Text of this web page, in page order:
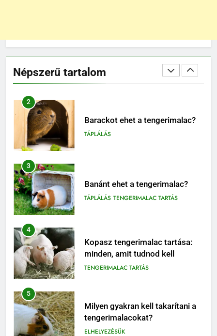
Népszerű tartalom
2
Barackot ehet a tengerimalac?
TÁPLÁLÁS
3
Banánt ehet a tengerimalac?
TÁPLÁLÁS
4
Kopasz tengerimalac tartása:
minden, amit tudnod kell
5
Milyen gyakran kell takarítani a
tengerimalacokat?
ELHELYEZÉSÜK
6
Milyen jelekből ismerheted fel,
ha a tengerimalacod boldog –
vagy épp unatkozik?
BLOG